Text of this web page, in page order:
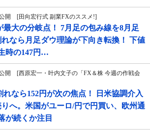
公開 [田向宏行式 副業FXのススメ!]
最大の分岐点！ 7月足の包み線を8月足
なら月足ダウ理論が下向き転換！ 下値
時の147円…
公開 [西原宏一・叶内文子の「FX＆株 今週の作戦会
れなら152円が次の焦点！ 日米協調介入
へ。米国がユーロ/円で円買い、欧州通
が続くか注目